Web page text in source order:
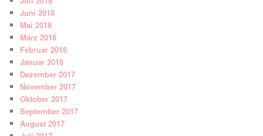
Juni 2018
Mai 2018
März 2018
Februar 2018
Januar 2018
Dezember 2017
November 2017
Oktober 2017
September 2017
August 2017